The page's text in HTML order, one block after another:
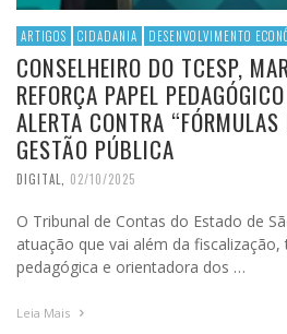
ARTIGOS CIDADANIA DESENVOLVIMENTO
CONSELHEIRO DO TCESP,
REFORÇA PAPEL
ALERTA CONTRA
GESTÃO PÚBLICA
DIGITAL, 02/10/2025
O Tribunal de Contas do Estado de
atuação que vai além da
pedagógica e orientadora dos …
Leia Mais